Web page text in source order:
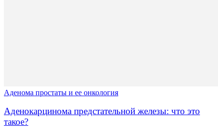
Аденома простаты и ее онкология
Аденокарцинома предстательной железы: что это
такое?